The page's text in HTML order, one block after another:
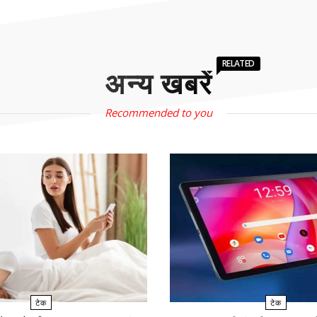
अन्य खबरें
RELATED
Recommended to you
टेक टेक